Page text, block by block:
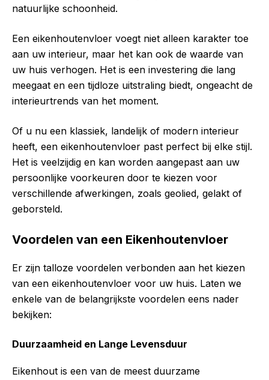
natuurlijke schoonheid.
Een eikenhoutenvloer voegt niet alleen karakter toe
aan uw interieur, maar het kan ook de waarde van
uw huis verhogen. Het is een investering die lang
meegaat en een tijdloze uitstraling biedt, ongeacht de
interieurtrends van het moment.
Of u nu een klassiek, landelijk of modern interieur
heeft, een eikenhoutenvloer past perfect bij elke stijl.
Het is veelzijdig en kan worden aangepast aan uw
persoonlijke voorkeuren door te kiezen voor
verschillende afwerkingen, zoals geolied, gelakt of
geborsteld.
Voordelen van een Eikenhoutenvloer
Er zijn talloze voordelen verbonden aan het kiezen
van een eikenhoutenvloer voor uw huis. Laten we
enkele van de belangrijkste voordelen eens nader
bekijken:
Duurzaamheid en Lange Levensduur
Eikenhout is een van de meest duurzame